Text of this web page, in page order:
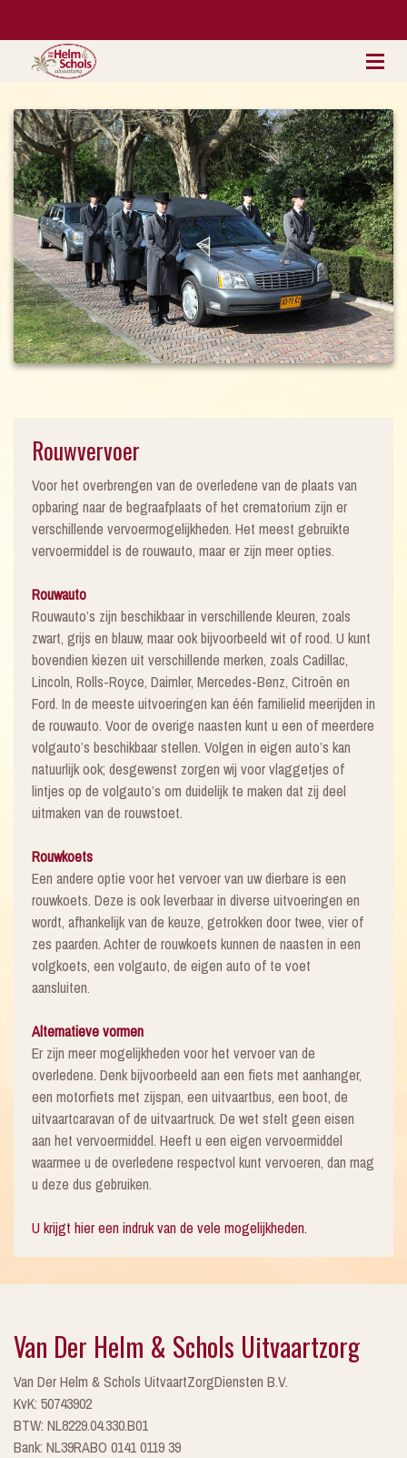
Rouwvervoer
Voor het overbrengen van de overledene van de plaats van
opbaring naar de begraafplaats of het crematorium zijn er
verschillende vervoermogelijkheden. Het meest gebruikte
vervoermiddel is de rouwauto, maar er zijn meer opties.
Rouwauto
Rouwauto’s zijn beschikbaar in verschillende kleuren, zoals
zwart, grijs en blauw, maar ook bijvoorbeeld wit of rood. U kunt
bovendien kiezen uit verschillende merken, zoals Cadillac,
Lincoln, Rolls-Royce, Daimler, Mercedes-Benz, Citroën en
Ford. In de meeste uitvoeringen kan één familielid meerijden in
de rouwauto. Voor de overige naasten kunt u een of meerdere
volgauto’s beschikbaar stellen. Volgen in eigen auto’s kan
natuurlijk ook; desgewenst zorgen wij voor vlaggetjes of
lintjes op de volgauto’s om duidelijk te maken dat zij deel
uitmaken van de rouwstoet.
Rouwkoets
Een andere optie voor het vervoer van uw dierbare is een
rouwkoets. Deze is ook leverbaar in diverse uitvoeringen en
wordt, afhankelijk van de keuze, getrokken door twee, vier of
zes paarden. Achter de rouwkoets kunnen de naasten in een
volgkoets, een volgauto, de eigen auto of te voet
aansluiten.
Alternatieve vormen
Er zijn meer mogelijkheden voor het vervoer van de
overledene. Denk bijvoorbeeld aan een fiets met aanhanger,
een motorfiets met zijspan, een uitvaartbus, een boot, de
uitvaartcaravan of de uitvaartruck. De wet stelt geen eisen
aan het vervoermiddel. Heeft u een eigen vervoermiddel
waarmee u de overledene respectvol kunt vervoeren, dan mag
u deze dus gebruiken.
U krijgt hier een indruk van de vele mogelijkheden.
Van Der Helm & Schols Uitvaartzorg
Van Der Helm & Schols UitvaartZorgDiensten B.V.
KvK: 50743902
BTW: NL8229.04.330.B01
Bank: NL39RABO 0141 0119 39